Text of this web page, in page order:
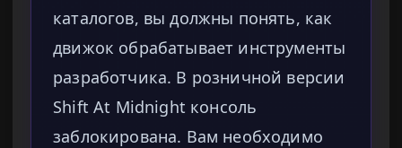
каталогов, вы должны понять, как
движок обрабатывает инструменты
разработчика. В розничной версии
Shift At Midnight консоль
заблокирована. Вам необходимо